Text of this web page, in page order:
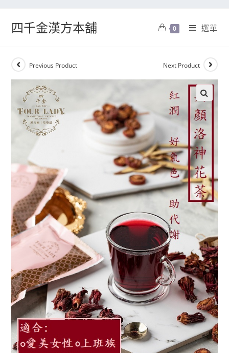
四千金漢方本舖 0 選單
Previous Product Next Product